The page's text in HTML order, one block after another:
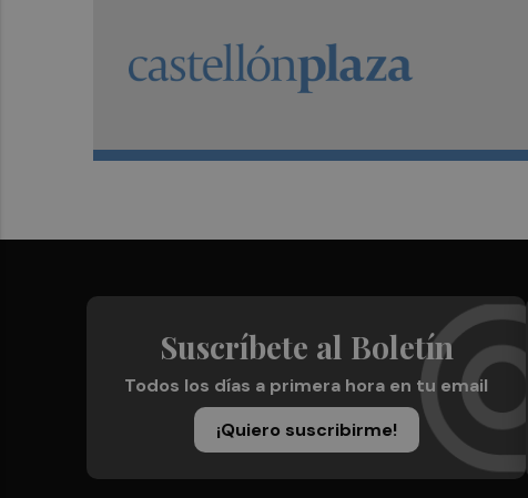
Suscríbete al Boletín
Todos los días a primera hora en tu email
¡Quiero suscribirme!